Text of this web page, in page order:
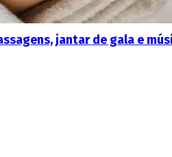
jantar de gala e